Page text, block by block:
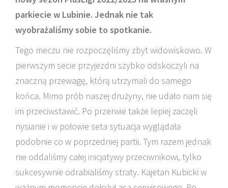
parkiecie w Lubinie. Jednak nie tak
wyobrażaliśmy sobie to spotkanie.
Tego meczu nie rozpoczęliśmy zbyt widowiskowo. W
pierwszym secie przyjezdni szybko odskoczyli na
znaczną przewagę, którą utrzymali do samego
końca. Mimo prób naszej drużyny, nie udało nam się
im przeciwstawić. Po przerwie także lepiej zaczęli
nysianie i w połowie seta sytuacja wyglądała
podobnie co w poprzedniej partii. Tym razem jednak
nie oddaliśmy całej inicjatywy przeciwnikowi, tylko
sukcesywnie odrabialiśmy straty. Kajetan Kubicki w